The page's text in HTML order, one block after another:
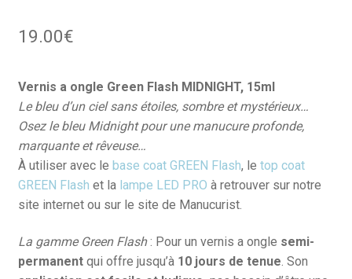
19.00€
Vernis a ongle Green Flash MIDNIGHT, 15ml
Le bleu d’un ciel sans étoiles, sombre et mystérieux…
Osez le bleu Midnight pour une manucure profonde,
marquante et rêveuse…
À utiliser avec le base coat GREEN Flash, le top coat
GREEN Flash et la lampe LED PRO à retrouver sur notre
site internet ou sur le site de Manucurist.
La gamme Green Flash: Pour un vernis a ongle semi-
permanent qui offre jusqu’à 10 jours de tenue. Son